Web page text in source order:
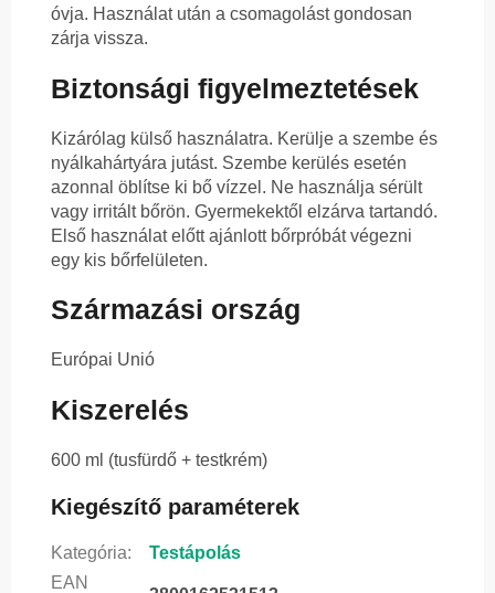
óvja. Használat után a csomagolást gondosan
zárja vissza.
Biztonsági figyelmeztetések
Kizárólag külső használatra. Kerülje a szembe és
nyálkahártyára jutást. Szembe kerülés esetén
azonnal öblítse ki bő vízzel. Ne használja sérült
vagy irritált bőrön. Gyermekektől elzárva tartandó.
Első használat előtt ajánlott bőrpróbát végezni
egy kis bőrfelületen.
Származási ország
Európai Unió
Kiszerelés
600 ml (tusfürdő + testkrém)
Kiegészítő paraméterek
Kategória:
Testápolás
EAN